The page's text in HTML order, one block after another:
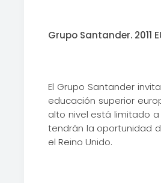
Grupo Santander. 2011
El Grupo Santander
educación superior
alto nivel está limitado
tendrán la oportunidad
el Reino Unido.